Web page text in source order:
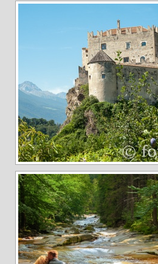
Albert Hirt
Alexander Werner
Andreas Hecht
Detlef Schmidt
Hanspeter Becker
Jürgen Sturtzel
Klaus Dalichow
Heidi Kautzsch
Siegfried Werner
Uwe Mombrei